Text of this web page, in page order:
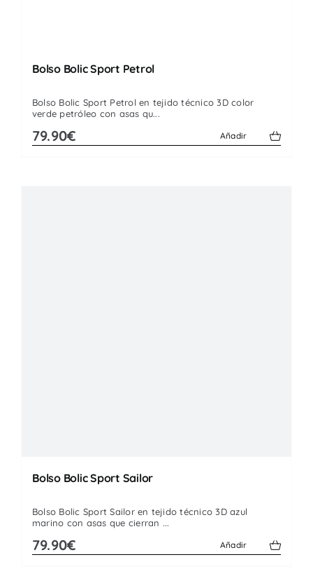
Bolso Bolic Sport Petrol
Bolso Bolic Sport Petrol en tejido técnico 3D color
verde petróleo con asas qu...
79.90€ Añadir
Bolso Bolic Sport Sailor
Bolso Bolic Sport Sailor en tejido técnico 3D azul
marino con asas que cierran ...
79.90€ Añadir